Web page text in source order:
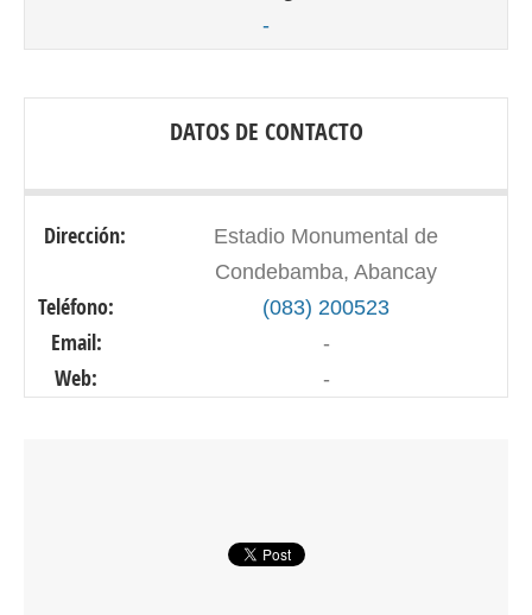
-
DATOS DE CONTACTO
Dirección:
Estadio Monumental de
Condebamba, Abancay
Teléfono: (083) 200523
Email: -
Web: -